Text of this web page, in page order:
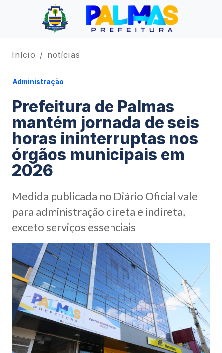
Início notícias
Administração
Prefeitura de Palmas
mantém jornada de seis
horas ininterruptas nos
órgãos municipais em
2026
Medida publicada no Diário Oficial vale
para administração direta e indireta,
exceto serviços essenciais